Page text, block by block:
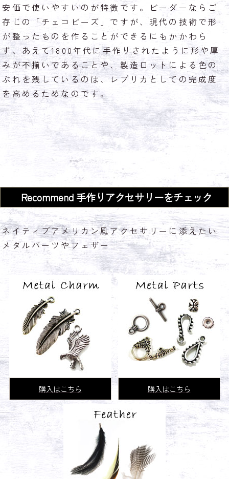
安価で使いやすいのが特徴です。ビーダーならご
存じの「チェコビーズ」ですが、現代の技術で形
が整ったものを作ることができるにもかかわら
ず、あえて1800年代に手作りされたように形や厚
みが不揃いであることや、製造ロットによる色の
ぶれを残しているのは、レプリカとしての完成度
を高めるためなのです。
Recommend 手作りアクセサリーをチェック
ネイティブアメリカン風アクセサリーに添えたい
メタルパーツやフェザー
購入はこちら 購入はこちら